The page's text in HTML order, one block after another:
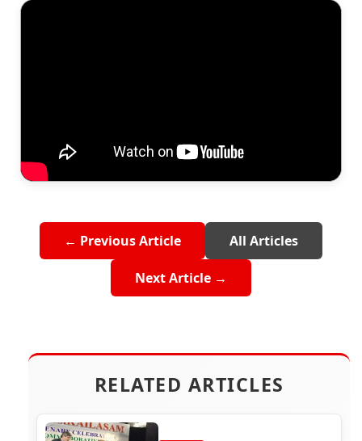
← Previous Article All Articles
Next Article →
RELATED ARTICLES